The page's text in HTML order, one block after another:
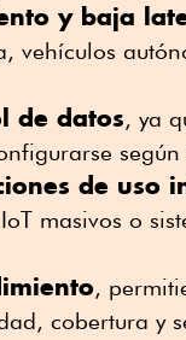
y baja
vehículos
de datos, ya
de uso
masivos o
,
cobertura y